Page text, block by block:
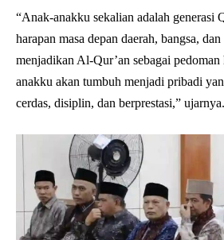
“Anak-anakku sekalian adalah generasi
harapan masa depan daerah, bangsa,
menjadikan Al-Qur’an sebagai
anakku akan tumbuh menjadi pribadi
cerdas, disiplin, dan berprestasi,” ujarnya.